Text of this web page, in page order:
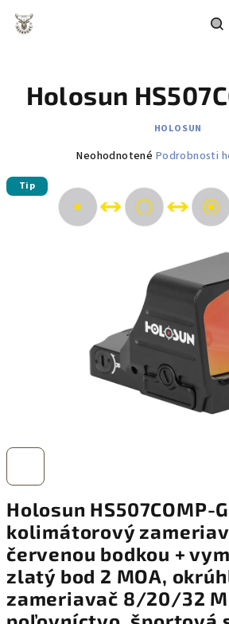
obsah
Holosun HS507COMP-
kolimátorový
červenou bodkou +
zlatý bod 2 MOA,
zameriavač 8/20/32
Holosun
HOLOSUN
Priemerné
produktu
je
0,0
Neohodnotené Podrobnosti
Tip